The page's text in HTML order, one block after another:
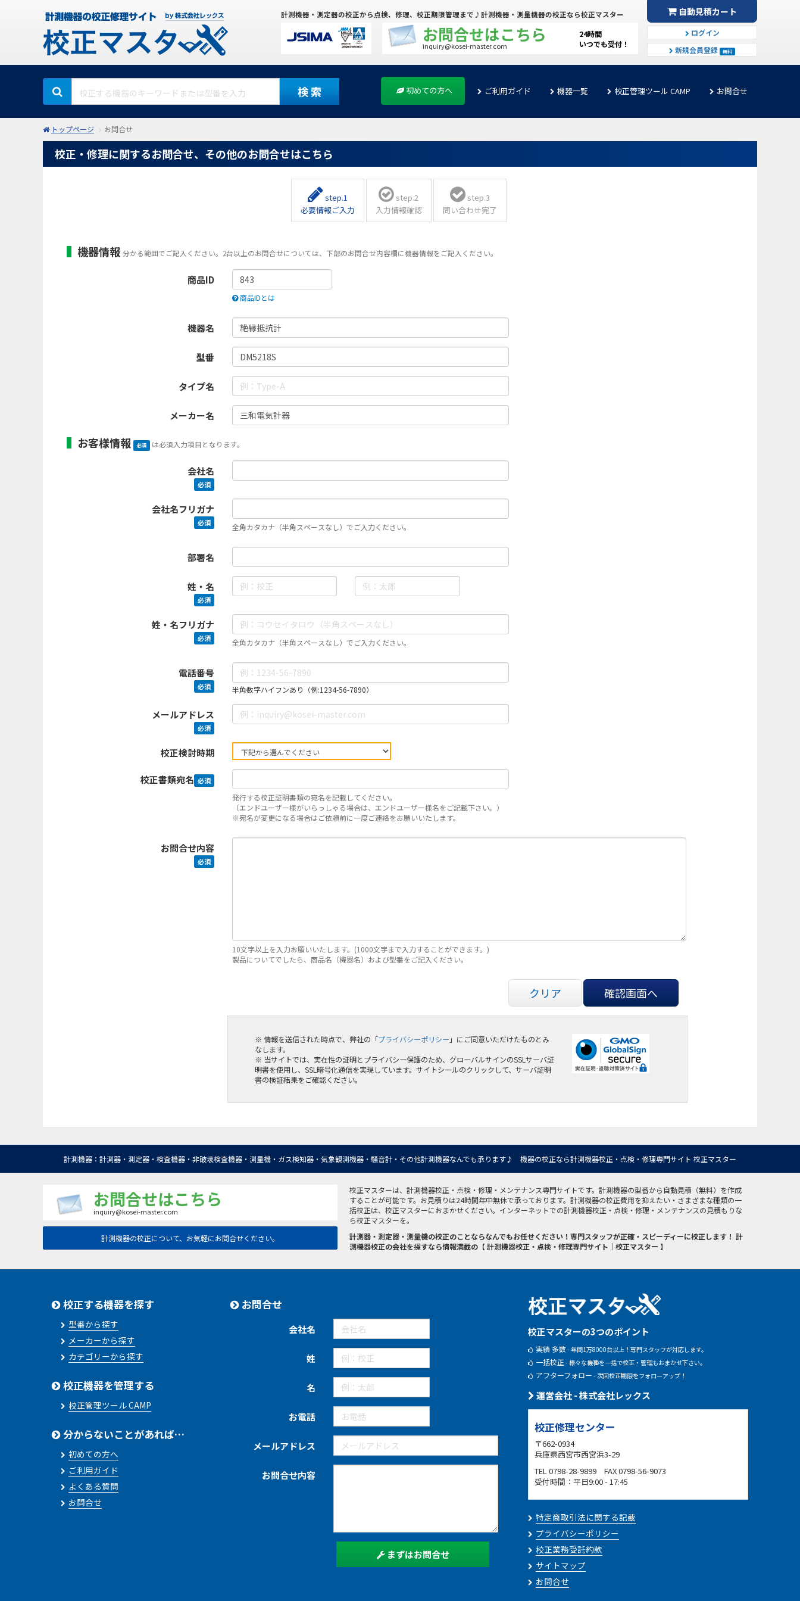
計測機器・測定器の校正から点検、修理、校正期限管理まで♪計測機器・測量機器の校正なら校正マスター
24時間
いつでも受付！
お問合せはこちら
inquiry@kosei-master.com
自動見積カート
ログイン
新規会員登録
無料
検 索 初めての方へ ご利用ガイド 機器一覧 校正管理ツール CAMP お問合せ
トップページ お問合せ
校正・修理に関するお問合せ、その他のお問合せはこちら
step.1
必要情報ご入力
step.2
入力情報確認
step.3
問い合わせ完了
機器情報 分かる範囲でご記入ください。2台以上のお問合せについては、下部のお問合せ内容欄に機器情報をご記入ください。
商品ID
商品IDとは
機器名
型番
タイプ名
メーカー名
お客様情報 必須 は必須入力項目となります。
会社名
必須
会社名フリガナ
必須 全角カタカナ（半角スペースなし）でご入力ください。
部署名
姓・名
必須
姓・名フリガナ
必須 全角カタカナ（半角スペースなし）でご入力ください。
電話番号
必須 半角数字ハイフンあり（例:1234-56-7890）
メールアドレス
必須
校正検討時期
校正書類宛名 必須
発行する校正証明書類の宛名を記載してください。
（エンドユーザー様がいらっしゃる場合は、エンドユーザー様名をご記載下さい。）
※宛名が変更になる場合はご依頼前に一度ご連絡をお願いいたします。
お問合せ内容
必須
10文字以上を入力お願いいたします。(1000文字まで入力することができます。)
製品についてでしたら、商品名（機器名）および型番をご記入ください。
クリア 確認画面へ
※ 情報を送信された時点で、弊社の「プライバシーポリシー 」にご同意いただけたものとみ
なします。
※ 当サイトでは、実在性の証明とプライバシー保護のため、グローバルサインのSSLサーバ証
明書を使用し、SSL暗号化通信を実現しています。サイトシールのクリックして、サーバ証明
書の検証結果をご確認ください。
計測機器：計測器・測定器・検査機器・非破壊検査機器・測量機・ガス検知器・気象観測機器・騒音計・その他計測機器なんでも承ります♪ 機器の校正なら計測機器校正・点検・修理専門サイト 校正マスター
お問合せはこちら
inquiry@kosei-master.com
計測機器の校正について、お気軽にお問合せください。
校正マスターは、計測機器校正・点検・修理・メンテナンス専門サイトです。計測機器の型番から自動見積（無料）を作成
することが可能です。お見積りは24時間年中無休で承っております。計測機器の校正費用を抑えたい・さまざまな種類の一
括校正は、校正マスターにおまかせください。インターネットでの計測機器校正・点検・修理・メンテナンスの見積もりな
ら校正マスターを。
計測器・測定器・測量機の校正のことならなんでもお任せください！専門スタッフが正確・スピーディーに校正します！ 計
測機器校正の会社を探すなら情報満載の【 計測機器校正・点検・修理専門サイト｜校正マスター 】
校正する機器を探す
型番から探す
メーカーから探す
カテゴリーから探す
校正機器を管理する
校正管理ツール CAMP
分からないことがあれば…
初めての方へ
ご利用ガイド
よくある質問
お問合せ
お問合せ
会社名
姓
名
お電話
メールアドレス
お問合せ内容
まずはお問合せ
校正マスターの3つのポイント
実績 多数- 年間1万8000台以上！専門スタッフが対応します。
一括校正 - 様々な機種を一括で校正・管理もおまかせ下さい。
アフターフォロー - 次回校正期限をフォローアップ！
運営会社 - 株式会社レックス
校正修理センター
〒662-0934
兵庫県西宮市西宮浜3-29
TEL 0798-28-9899 FAX 0798-56-9073
受付時間：平日9:00 - 17:45
特定商取引法に関する記載
プライバシーポリシー
校正業務受託約款
サイトマップ
お問合せ